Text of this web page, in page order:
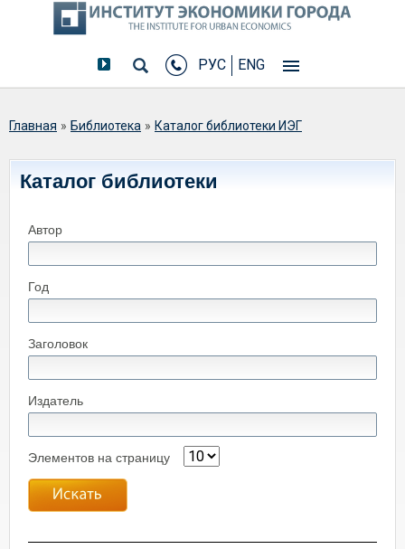
РУС ENG
Вы здесь
Главная » Библиотека » Каталог библиотеки ИЭГ
Каталог библиотеки
Автор
Год
Заголовок
Издатель
Элементов на страницу